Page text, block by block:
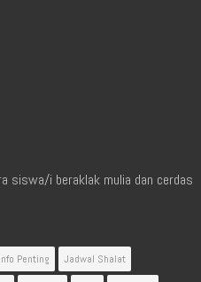
siswa/i beraklak mulia dan cerdas
Info Penting
Jadwal Shalat